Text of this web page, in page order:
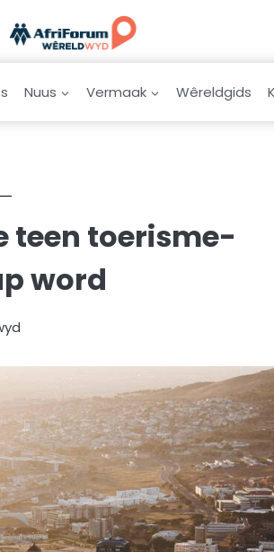
Nuus Vermaak Wêreldgids
teen toerisme-
word